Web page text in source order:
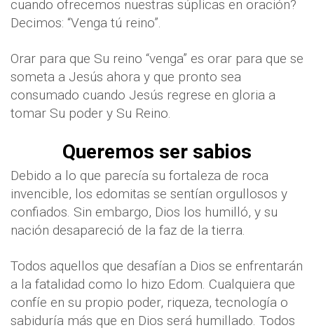
cuando ofrecemos nuestras súplicas en oración?
Decimos: “Venga tú reino”.
Orar para que Su reino “venga” es orar para que se
someta a Jesús ahora y que pronto sea
consumado cuando Jesús regrese en gloria a
tomar Su poder y Su Reino.
Queremos ser sabios
Debido a lo que parecía su fortaleza de roca
invencible, los edomitas se sentían orgullosos y
confiados. Sin embargo, Dios los humilló, y su
nación desapareció de la faz de la tierra.
Todos aquellos que desafían a Dios se enfrentarán
a la fatalidad como lo hizo Edom. Cualquiera que
confíe en su propio poder, riqueza, tecnología o
sabiduría más que en Dios será humillado. Todos